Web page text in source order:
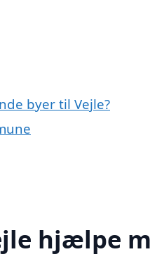
byer til Vejle?
hjælpe